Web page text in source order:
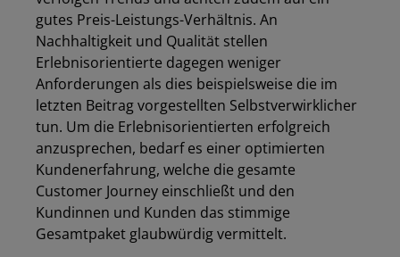
gutes Preis-Leistungs-Verhältnis. An
Nachhaltigkeit und Qualität stellen
Erlebnisorientierte dagegen weniger
Anforderungen als dies beispielsweise die im
letzten Beitrag vorgestellten Selbstverwirklicher
tun. Um die Erlebnisorientierten erfolgreich
anzusprechen, bedarf es einer optimierten
Kundenerfahrung, welche die gesamte
Customer Journey einschließt und den
Kundinnen und Kunden das stimmige
Gesamtpaket glaubwürdig vermittelt.